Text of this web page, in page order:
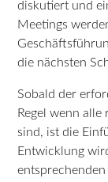
diskutiert und
Meetings
die nächsten
Sobald der
Regel wenn
sind, ist die
Entwicklung